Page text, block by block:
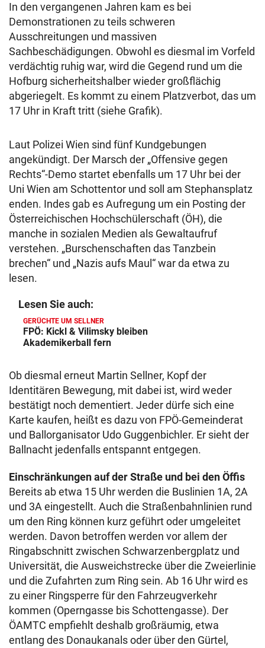
In den vergangenen Jahren kam es bei
Demonstrationen zu teils schweren
Ausschreitungen und massiven
Sachbeschädigungen. Obwohl es diesmal im Vorfeld
verdächtig ruhig war, wird die Gegend rund um die
Hofburg sicherheitshalber wieder großflächig
abgeriegelt. Es kommt zu einem Platzverbot, das um
17 Uhr in Kraft tritt (siehe Grafik).
Laut Polizei Wien sind fünf Kundgebungen
angekündigt. Der Marsch der „Offensive gegen
Rechts“-Demo startet ebenfalls um 17 Uhr bei der
Uni Wien am Schottentor und soll am Stephansplatz
enden. Indes gab es Aufregung um ein Posting der
Österreichischen Hochschülerschaft (ÖH), die
manche in sozialen Medien als Gewaltaufruf
verstehen. „Burschenschaften das Tanzbein
brechen“ und „Nazis aufs Maul“ war da etwa zu
lesen.
Lesen Sie auch:
GERÜCHTE UM SELLNER
FPÖ: Kickl & Vilimsky bleiben
Akademikerball fern
Ob diesmal erneut Martin Sellner, Kopf der
Identitären Bewegung, mit dabei ist, wird weder
bestätigt noch dementiert. Jeder dürfe sich eine
Karte kaufen, heißt es dazu von FPÖ-Gemeinderat
und Ballorganisator Udo Guggenbichler. Er sieht der
Ballnacht jedenfalls entspannt entgegen.
Einschränkungen auf der Straße und bei den Öffis
Bereits ab etwa 15 Uhr werden die Buslinien 1A, 2A
und 3A eingestellt. Auch die Straßenbahnlinien rund
um den Ring können kurz geführt oder umgeleitet
werden. Davon betroffen werden vor allem der
Ringabschnitt zwischen Schwarzenbergplatz und
Universität, die Ausweichstrecke über die Zweierlinie
und die Zufahrten zum Ring sein. Ab 16 Uhr wird es
zu einer Ringsperre für den Fahrzeugverkehr
kommen (Operngasse bis Schottengasse). Der
ÖAMTC empfiehlt deshalb großräumig, etwa
entlang des Donaukanals oder über den Gürtel,